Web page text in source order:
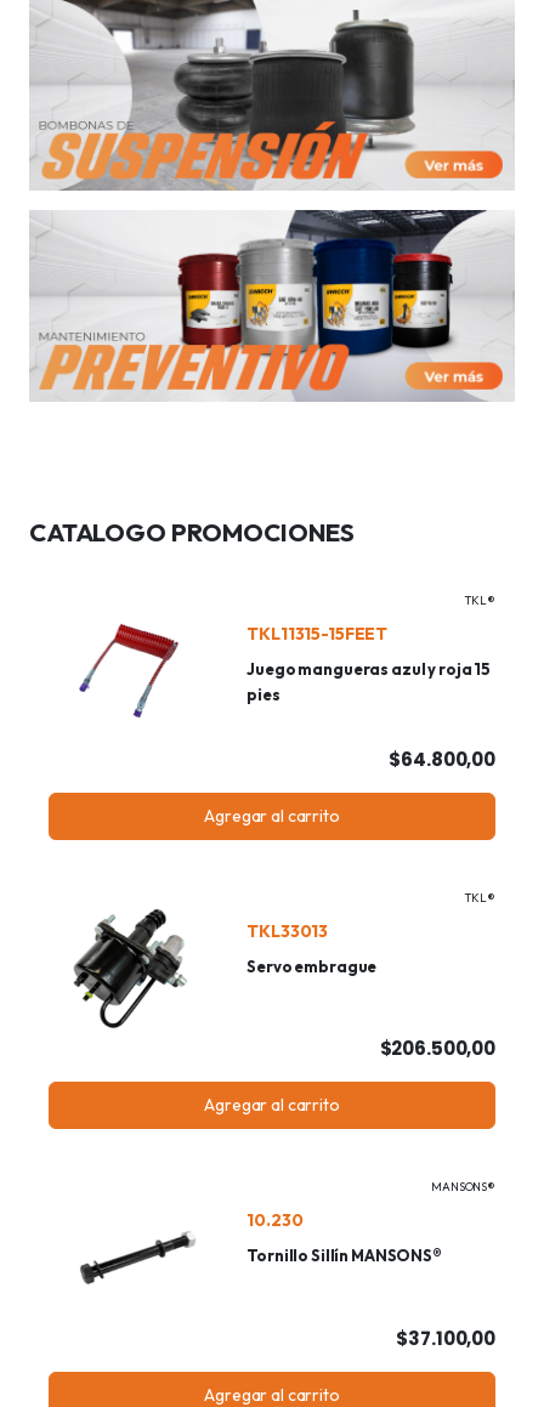
CATALOGO PROMOCIONES
TKL®
TKL11315-15FEET
Juego mangueras azul y roja 15
pies
$64.800,00
Agregar al carrito
TKL®
TKL33013
Servo embrague
$206.500,00
Agregar al carrito
MANSONS®
10.230
Tornillo Sillín MANSONS®
$37.100,00
Agregar al carrito